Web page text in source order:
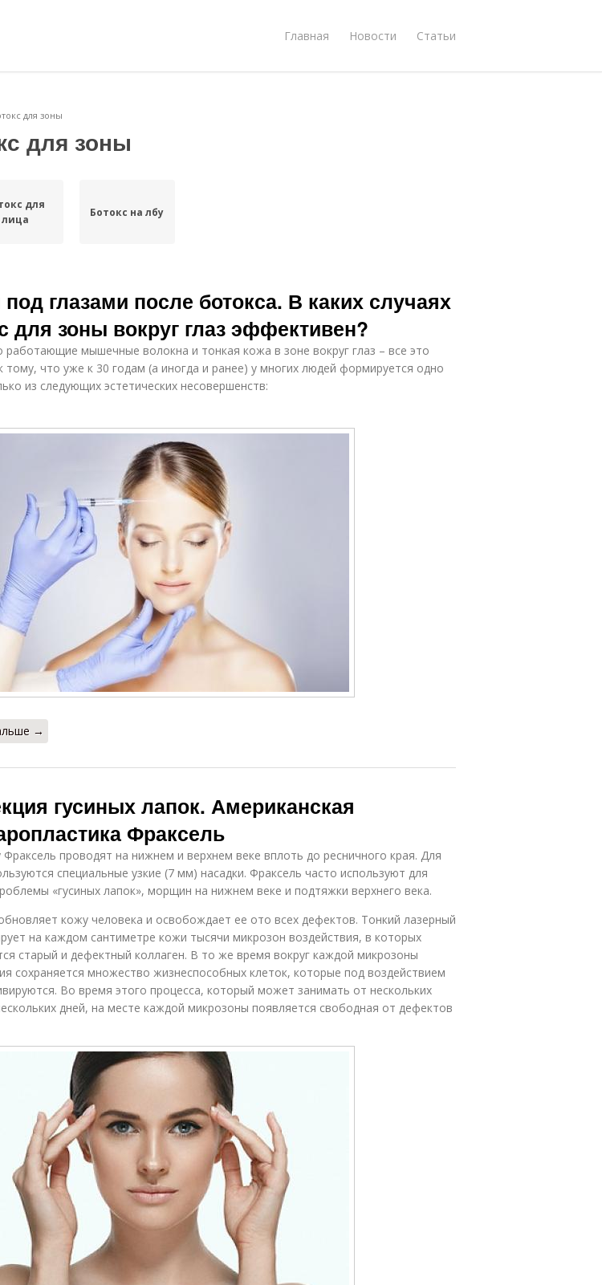
Главная Новости Статьи
для зоны
для зоны
для
лица
Ботокс на лбу
глазами после ботокса. В каких случаях
для зоны вокруг глаз эффективен?
работающие мышечные волокна и тонкая кожа в зоне вокруг глаз – все это
тому, что уже к 30 годам (а иногда и ранее) у многих людей формируется одно
из следующих эстетических несовершенств:
→
гусиных лапок. Американская
Фраксель
Фраксель проводят на нижнем и верхнем веке вплоть до ресничного края. Для
специальные узкие (7 мм) насадки. Фраксель часто используют для
«гусиных лапок», морщин на нижнем веке и подтяжки верхнего века.
кожу человека и освобождает ее ото всех дефектов. Тонкий лазерный
на каждом сантиметре кожи тысячи микрозон воздействия, в которых
старый и дефектный коллаген. В то же время вокруг каждой микрозоны
сохраняется множество жизнеспособных клеток, которые под воздействием
Во время этого процесса, который может занимать от нескольких
дней, на месте каждой микрозоны появляется свободная от дефектов